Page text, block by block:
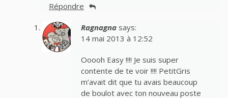
Répondre
Ragnagna says:
14 mai 2013 à 12:52
Ooooh Easy !!!! Je suis super
contente de te voir !!!! PetitGris
m’avait dit que tu avais beaucoup
de boulot avec ton nouveau poste